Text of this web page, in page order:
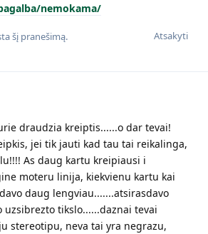
nemokama/
Atsakyti
šį pranešimą.
draudzia kreiptis......o dar tevai!
jei tik jauti kad tau tai reikalinga,
As daug kartu kreipiausi i
moteru linija, kiekvienu kartu kai
daug lengviau.......atsirasdavo
uzsibrezto tikslo......daznai tevai
stereotipu, neva tai yra negrazu,